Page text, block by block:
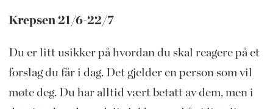
Krepsen 21/6-22/7
Du er litt usikker på hvordan du skal reagere på et
forslag du får i dag. Det gjelder en person som vil
møte deg. Du har alltid vært betatt av dem, men i